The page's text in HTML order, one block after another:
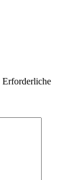
Erforderliche